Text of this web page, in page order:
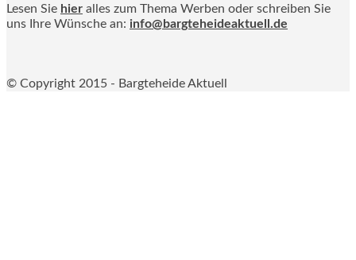
Lesen Sie hier alles zum Thema Werben oder schreiben Sie
uns Ihre Wünsche an: info@bargteheideaktuell.de
© Copyright 2015 - Bargteheide Aktuell